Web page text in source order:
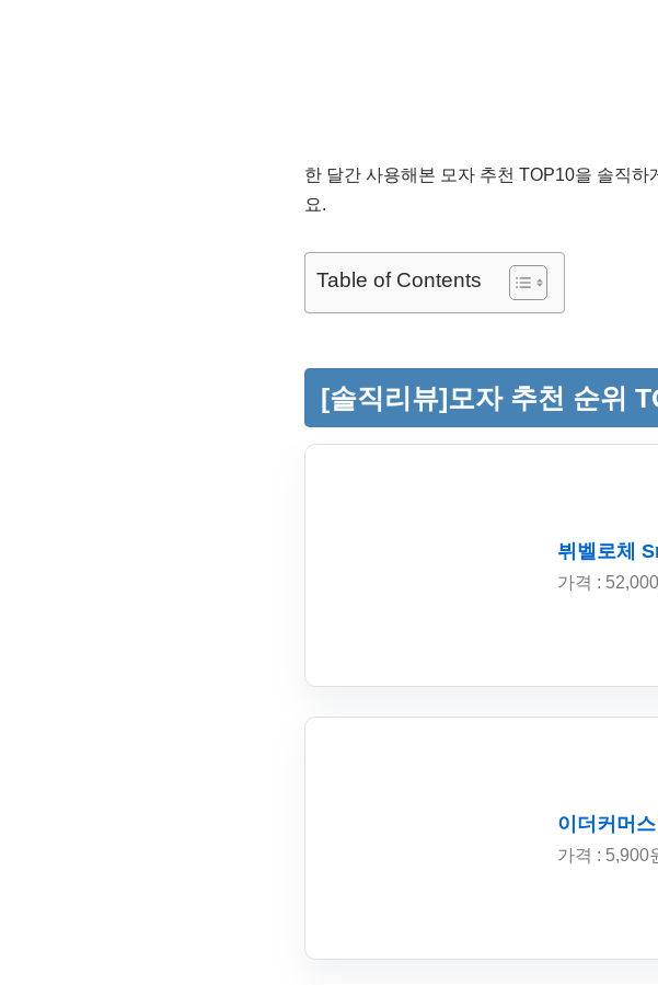
한 달간 사용해본 모자 추천 TOP10을 솔직
요.
Table of Contents
[솔직리뷰]모자 추천 순위
뷔벨로체
가격 :
이더커머
가격 : 5,900